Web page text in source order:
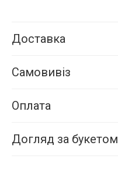
Доставка
Самовивіз
Оплата
Догляд за букетом